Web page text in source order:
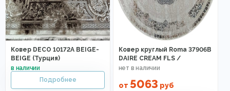
Ковер DECO 10172A BEIGE-
BEIGE (Турция)
Ковер круглый Roma 37906B
DAIRE CREAM FLS /
от 5063 руб